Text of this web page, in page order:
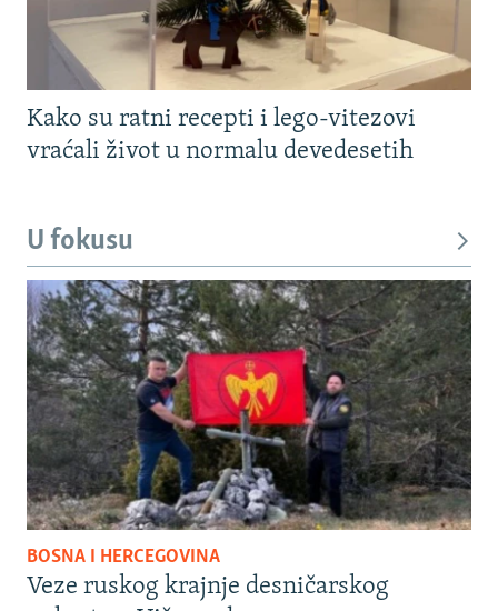
Kako su ratni recepti i lego-vitezovi
vraćali život u normalu devedesetih
U fokusu
BOSNA I HERCEGOVINA
Veze ruskog krajnje desničarskog